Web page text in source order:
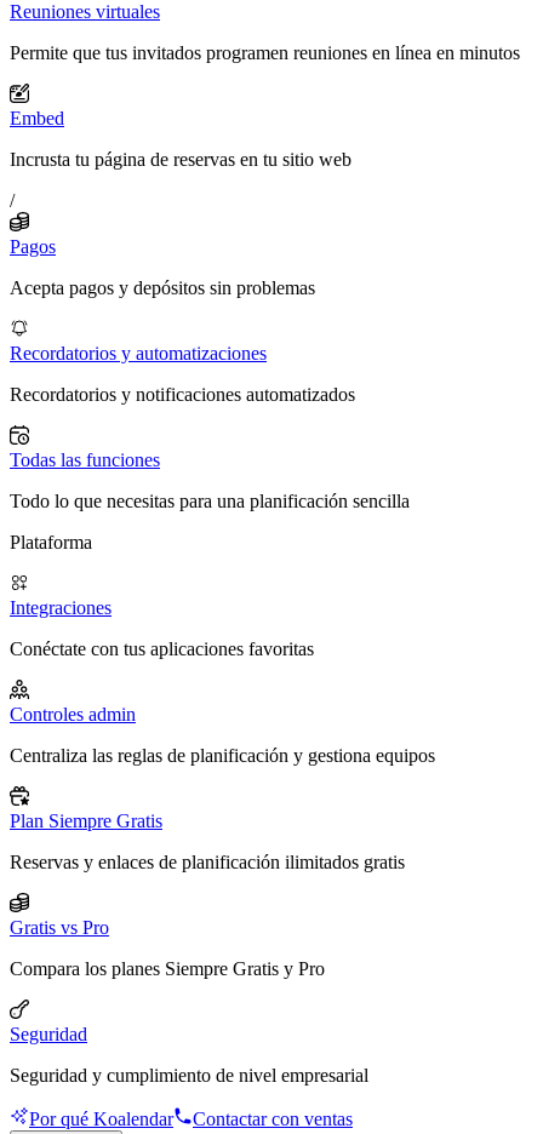
Reuniones virtuales
Permite que tus invitados programen reuniones en línea en minutos
Embed
Incrusta tu página de reservas en tu sitio web
/
Pagos
Acepta pagos y depósitos sin problemas
Recordatorios y automatizaciones
Recordatorios y notificaciones automatizados
Todas las funciones
Todo lo que necesitas para una planificación sencilla
Plataforma
Integraciones
Conéctate con tus aplicaciones favoritas
Controles admin
Centraliza las reglas de planificación y gestiona equipos
Plan Siempre Gratis
Reservas y enlaces de planificación ilimitados gratis
Gratis vs Pro
Compara los planes Siempre Gratis y Pro
Seguridad
Seguridad y cumplimiento de nivel empresarial
Por qué Koalendar Contactar con ventas